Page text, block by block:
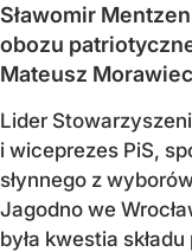
Sławomir
obozu
Mateusz
Lider
i wiceprezes PiS,
słynnego z
Jagodno we
była kwestia